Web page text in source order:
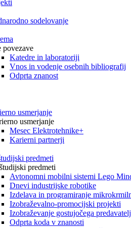
sodelovanje
povezave
Katedre in laboratoriji
Vnos in vodenje osebnih bibliografij
Odprta znanost
usmerjanje
usmerjanje
Mesec Elektrotehnike+
Karierni partnerji
predmeti
predmeti
Avtonomni mobilni sistemi Lego
Dnevi industrijske robotike
Izdelava in programiranje
Izobraževalno-promocijski projekti
Izobraževanje gostujočega
Odprta koda v znanosti